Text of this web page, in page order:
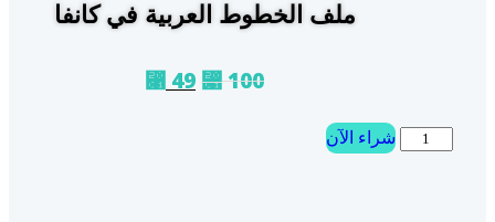
ملف الخطوط العربية في كانفا
⃁
⃁49
شراء الآن